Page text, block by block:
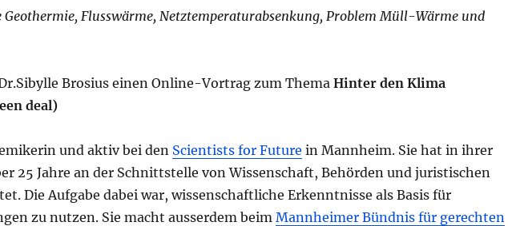
Flusswärme, Netztemperaturabsenkung, Problem Müll-Wärme und
Brosius einen Online-Vortrag zum ThemaHinter den Klima
deal)
und aktiv bei den Scientists for Future in Mannheim. Sie hat in ihrer
25 Jahre an der Schnittstelle von Wissenschaft, Behörden und juristischen
Die Aufgabe dabei war, wissenschaftliche Erkenntnisse als Basis für
zu nutzen. Sie macht ausserdem beimMannheimer Bündnis für gerechten